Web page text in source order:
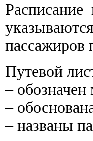
Расписание
пассажиров
Путевой
‒
‒
‒ названы